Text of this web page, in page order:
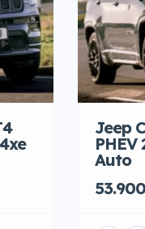
Jeep
Auto